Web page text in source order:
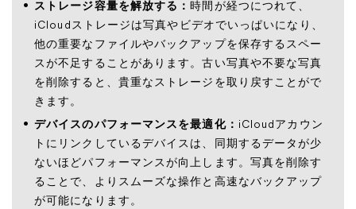
ストレージ容量を解放する：時間が経つにつれて、
iCloudストレージは写真やビデオでいっぱいになり、
他の重要なファイルやバックアップを保存するスペー
スが不足することがあります。古い写真や不要な写真
を削除すると、貴重なストレージを取り戻すことがで
きます。
デバイスのパフォーマンスを最適化： iCloudアカウン
トにリンクしているデバイスは、同期するデータが少
ないほどパフォーマンスが向上します。写真を削除す
ることで、よりスムーズな操作と高速なバックアップ
が可能になります。